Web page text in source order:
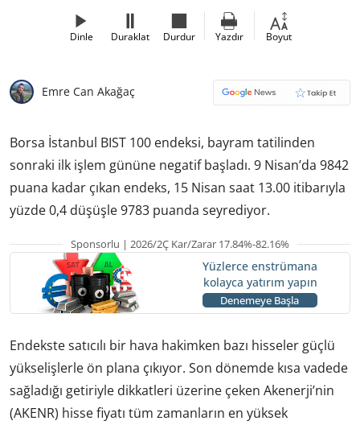
Dinle Duraklat Durdur Yazdır Boyut
Emre Can Akağaç
Borsa İstanbul BIST 100 endeksi, bayram tatilinden
sonraki ilk işlem gününe negatif başladı. 9 Nisan’da 9842
puana kadar çıkan endeks, 15 Nisan saat 13.00 itibarıyla
yüzde 0,4 düşüşle 9783 puanda seyrediyor.
Sponsorlu | 2026/2Ç Kar/Zarar 17.84%-82.16%
Yüzlerce enstrümana
kolayca yatırım yapın
Denemeye Başla
Endekste satıcılı bir hava hakimken bazı hisseler güçlü
yükselişlerle ön plana çıkıyor. Son dönemde kısa vadede
sağladığı getiriyle dikkatleri üzerine çeken Akenerji’nin
(AKENR) hisse fiyatı tüm zamanların en yüksek